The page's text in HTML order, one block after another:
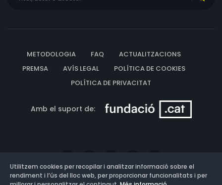
METODOLOGIA FAQ
ACTUALITZACIONS
PREMSA
AVÍS LEGAL
POLÍTICA DE COOKIES
POLÍTICA DE PRIVACITAT
Amb el suport de:
Utilitzem cookies per recopilar i analitzar informació sobre el
rendiment i l’ús del lloc web, per proporcionar funcionalitats i per